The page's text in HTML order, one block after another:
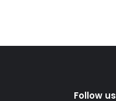
Follow us